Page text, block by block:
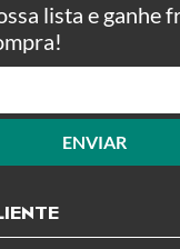
lista e ganhe
ENVIAR